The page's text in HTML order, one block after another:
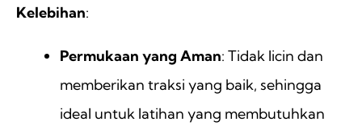
Kelebihan:
Permukaan yang Aman: Tidak licin dan
memberikan traksi yang baik, sehingga
ideal untuk latihan yang membutuhkan